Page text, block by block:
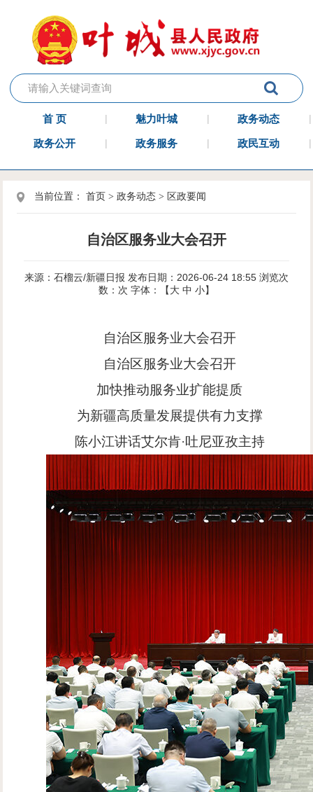
首 页 魅力叶城 政务动态
政务公开 政务服务 政民互动
当前位置：首页 >政务动态 > 区政要闻
自治区服务业大会召开
来源：石榴云/新疆日报 发布日期：2026-06-24 18:55 浏览次
数： 次 字体：【大 中 小】
自治区服务业大会召开
自治区服务业大会召开
加快推动服务业扩能提质
为新疆高质量发展提供有力支撑
陈小江讲话艾尔肯·吐尼亚孜主持